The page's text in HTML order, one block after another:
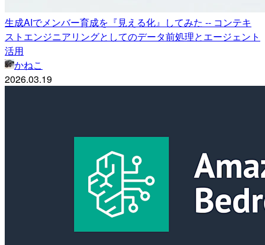
生成AIでメンバー育成を『見える化』してみた -- コンテキ
ストエンジニアリングとしてのデータ前処理とエージェント
活用
かねこ
2026.03.19